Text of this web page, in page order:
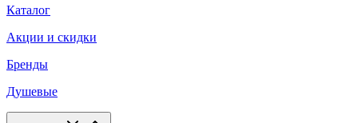
Каталог
Акции и скидки
Бренды
Душевые